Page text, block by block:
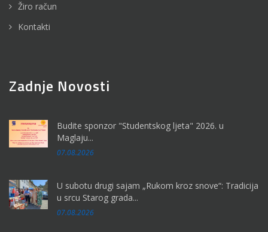
Žiro račun
Kontakti
Zadnje Novosti
Budite sponzor "Studentskog ljeta" 2026. u
Maglaju...
07.08.2026
U subotu drugi sajam „Rukom kroz snove“: Tradicija
u srcu Starog grada...
07.08.2026